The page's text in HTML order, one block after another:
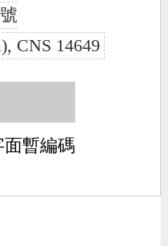
CNS 14649
面暫編碼